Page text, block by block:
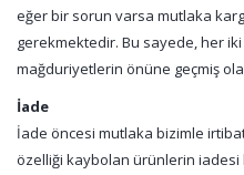
eğer bir sorun varsa mutlaka
gerekmektedir. Bu sayede, her
mağduriyetlerin önüne geçmiş
İade
İade öncesi mutlaka bizimle
özelliği kaybolan ürünlerin